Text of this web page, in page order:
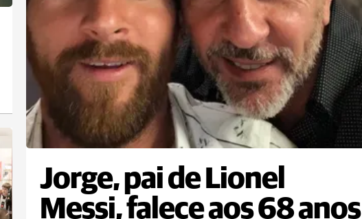
Jorge, pai de Lionel
Messi, falece aos 68 anos